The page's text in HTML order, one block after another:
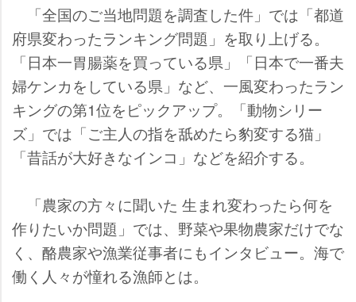
「全国のご当地問題を調査した件」では「都道
府県変わったランキング問題」を取り上げる。
「日本一胃腸薬を買っている県」「日本で一番夫
婦ケンカをしている県」など、一風変わったラン
キングの第1位をピックアップ。「動物シリー
ズ」では「ご主人の指を舐めたら豹変する猫」
「昔話が大好きなインコ」などを紹介する。
「農家の方々に聞いた 生まれ変わったら何を
作りたいか問題」では、野菜や果物農家だけでな
く、酪農家や漁業従事者にもインタビュー。海で
働く人々が憧れる漁師とは。